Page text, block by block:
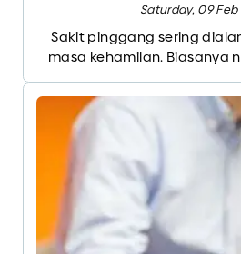
Saturday, 09 Feb
Sakit pinggang sering
masa kehamilan. Biasanya